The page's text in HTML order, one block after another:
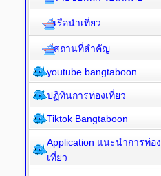
เรือนำเที่ยว
สถานที่สำคัญ
youtube bangtaboon
ปฏิทินการท่องเที่ยว
Tiktok Bangtaboon
Application แนะนำการท่อง
เที่ยว